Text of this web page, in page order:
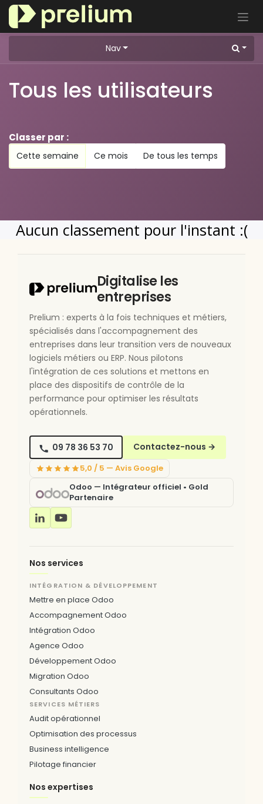
Se rendre au contenu
Nav
Tous les utilisateurs
Classer par :
Cette semaine Ce mois De tous les temps
Aucun classement pour l'instant :(
Digitalise les
entreprises
Prelium : experts à la fois techniques et métiers,
spécialisés dans l'accompagnement des
entreprises dans leur transition vers de nouveaux
logiciels métiers ou ERP. Nous pilotons
l'intégration de ces solutions et mettons en
place des dispositifs de contrôle de la
performance pour optimiser les résultats
opérationnels.
09 78 36 53 70 Contactez-nous →
5,0 / 5 — Avis Google
Odoo — Intégrateur officiel • Gold
Partenaire
Nos services
INTÉGRATION & DÉVELOPPEMENT
Mettre en place Odoo
Accompagnement Odoo
Intégration Odoo
Agence Odoo
Développement Odoo
Migration Odoo
Consultants Odoo
SERVICES MÉTIERS
Audit opérationnel
Optimisation des processus
Business intelligence
Pilotage financier
Nos expertises